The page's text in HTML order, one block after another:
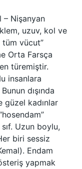
– Nişanyan
vücut”
Orta Farsça
türemiştir.
insanlara
dışında
güzel kadınlar
sıf. Uzun boylu,
biri sessiz
Endam
yapmak